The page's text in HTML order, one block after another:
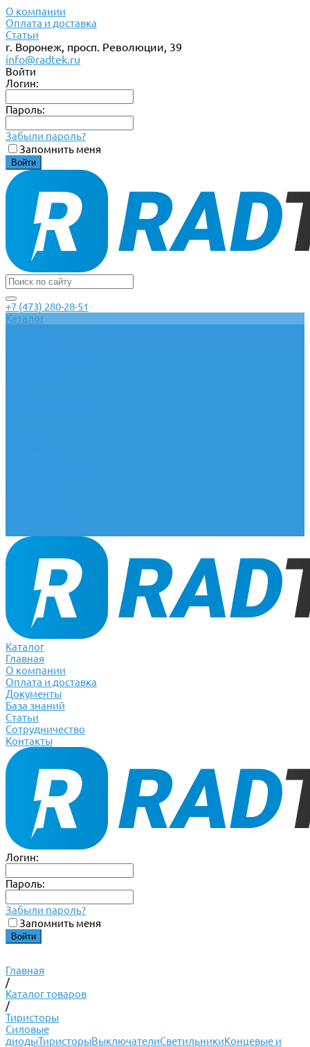
О компании
Оплата и доставка
Статьи
г. Воронеж, просп. Революции, 39
info@radtek.ru
Войти
Логин:
Пароль:
Забыли пароль?
Запомнить меня
+7 (473) 280-28-51
Каталог
Каталог
Главная
О компании
Оплата и доставка
Документы
База знаний
Статьи
Сотрудничество
Контакты
Логин:
Пароль:
Забыли пароль?
Запомнить меня
Главная
/
Каталог товаров
/
Тиристоры
Силовые
диодыТиристорыВыключателиСветильникиКонцевые и